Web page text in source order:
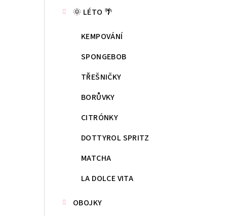
🌞 LÉTO 🌴
KEMPOVÁNÍ
SPONGEBOB
TŘEŠNIČKY
BORŮVKY
CITRÓNKY
DOTTYROL SPRITZ
MATCHA
LA DOLCE VITA
OBOJKY